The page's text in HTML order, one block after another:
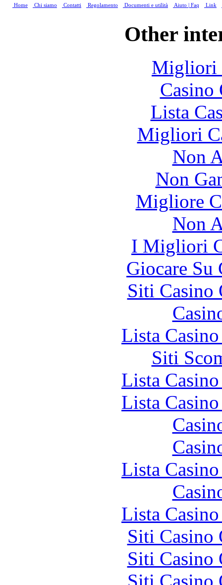
Home Chi siamo Contatti Regolamento Documenti e utilità Aiuto | Faq Link
Other
Migliori
Lista
Migliori
Non
Non
Migliore
Non
I Migliori
Giocare Su
Siti Casino
Lista
Siti
Lista
Lista
Lista
Lista
Siti Casino
Siti Casino
Siti Casino